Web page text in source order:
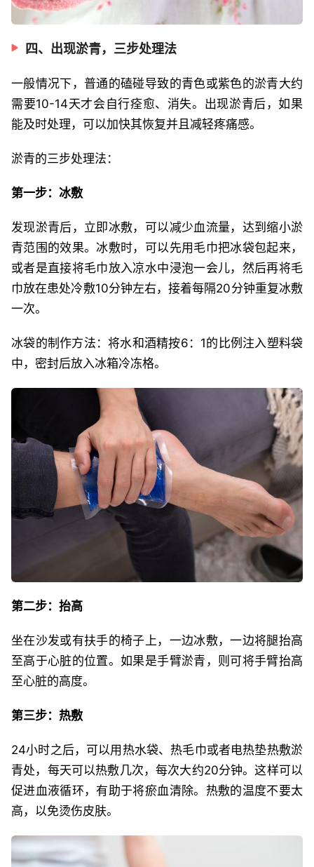
四、出现淤青，三步处理法
一般情况下，普通的磕碰导致的青色或紫色的淤青大约
需要10-14天才会自行痊愈、消失。出现淤青后，如果
能及时处理，可以加快其恢复并且减轻疼痛感。
淤青的三步处理法：
第一步：冰敷
发现淤青后，立即冰敷，可以减少血流量，达到缩小淤
青范围的效果。冰敷时，可以先用毛巾把冰袋包起来，
或者是直接将毛巾放入凉水中浸泡一会儿，然后再将毛
巾放在患处冷敷10分钟左右，接着每隔20分钟重复冰敷
一次。
冰袋的制作方法：将水和酒精按6：1的比例注入塑料袋
中，密封后放入冰箱冷冻格。
第二步：抬高
坐在沙发或有扶手的椅子上，一边冰敷，一边将腿抬高
至高于心脏的位置。如果是手臂淤青，则可将手臂抬高
至心脏的高度。
第三步：热敷
24小时之后，可以用热水袋、热毛巾或者电热垫热敷淤
青处，每天可以热敷几次，每次大约20分钟。这样可以
促进血液循环，有助于将瘀血清除。热敷的温度不要太
高，以免烫伤皮肤。